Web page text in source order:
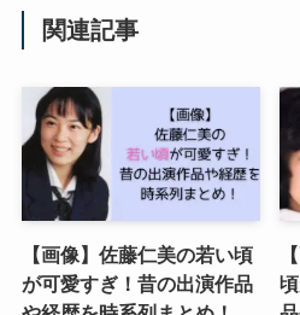
関連記事
【画像】佐藤仁美の若い頃
が可愛すぎ！昔の出演作品